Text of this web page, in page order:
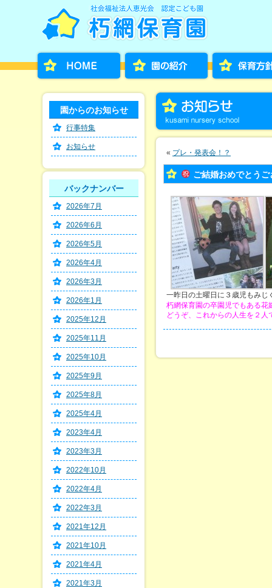
« プレ・発表会！？
ご結婚おめでとう
一昨日の土曜日に３歳児もみ
朽網保育園の卒園児でもある花
どうぞ、これからの人生を
園からのお知らせ
行事特集
お知らせ
バックナンバー
2026年7月
2026年6月
2026年5月
2026年4月
2026年3月
2026年1月
2025年12月
2025年11月
2025年10月
2025年9月
2025年8月
2025年4月
2023年4月
2023年3月
2022年10月
2022年4月
2022年3月
2021年12月
2021年10月
2021年4月
2021年3月